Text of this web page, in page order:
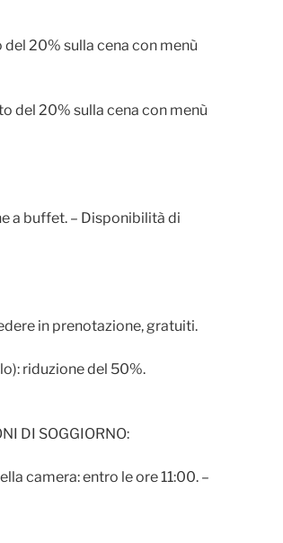
20% sulla cena con menù
del 20% sulla cena con menù
a buffet. – Disponibilità di
in prenotazione, gratuiti.
riduzione del 50%.
DI SOGGIORNO:
camera: entro le ore 11:00. –